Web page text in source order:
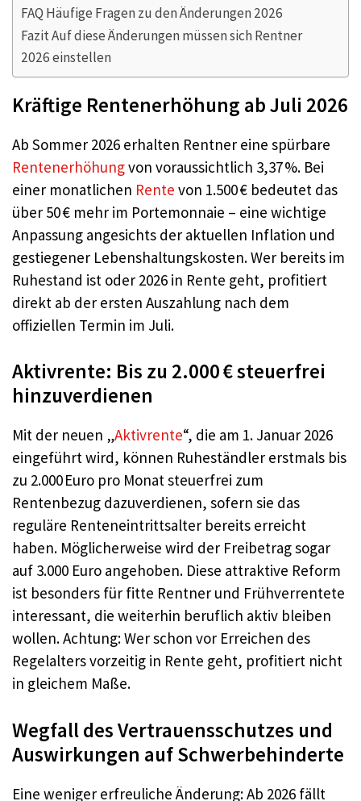
FAQ Häufige Fragen zu den Änderungen 2026
Fazit Auf diese Änderungen müssen sich Rentner
2026 einstellen
Kräftige Rentenerhöhung ab Juli 2026
Ab Sommer 2026 erhalten Rentner eine spürbare
Rentenerhöhungvon voraussichtlich 3,37 %. Bei
einer monatlichen Rente von 1.500 € bedeutet das
über 50 € mehr im Portemonnaie – eine wichtige
Anpassung angesichts der aktuellen Inflation und
gestiegener Lebenshaltungskosten. Wer bereits im
Ruhestand ist oder 2026 in Rente geht, profitiert
direkt ab der ersten Auszahlung nach dem
offiziellen Termin im Juli.
Aktivrente: Bis zu 2.000 € steuerfrei
hinzuverdienen
Mit der neuen „Aktivrente“, die am 1. Januar 2026
eingeführt wird, können Ruheständler erstmals bis
zu 2.000 Euro pro Monat steuerfrei zum
Rentenbezug dazuverdienen, sofern sie das
reguläre Renteneintrittsalter bereits erreicht
haben. Möglicherweise wird der Freibetrag sogar
auf 3.000 Euro angehoben. Diese attraktive Reform
ist besonders für fitte Rentner und Frühverrentete
interessant, die weiterhin beruflich aktiv bleiben
wollen. Achtung: Wer schon vor Erreichen des
Regelalters vorzeitig in Rente geht, profitiert nicht
in gleichem Maße.
Wegfall des Vertrauensschutzes und
Auswirkungen auf Schwerbehinderte
Eine weniger erfreuliche Änderung: Ab 2026 fällt